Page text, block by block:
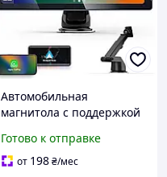
Автомобильная
магнитола с поддержкой
Pashlysh RC07 Сенсорная
магнитола для
Готово к отправке
от 198₴/мес